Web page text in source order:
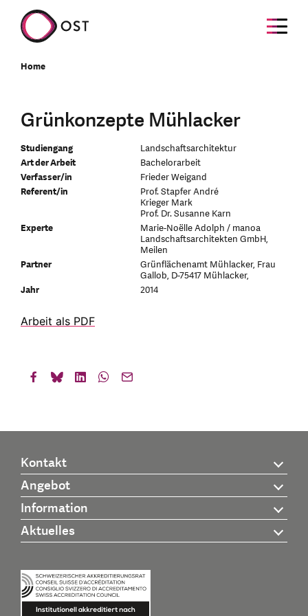
Home
Grünkonzepte Mühlacker
Studiengang
Landschaftsarchitektur
Art der Arbeit
Bachelorarbeit
Verfasser/in
Frieder Weigand
Referent/in
Prof. Stapfer André
Krieger Mark
Prof. Dr. Susanne Karn
Experte
Marie-Noëlle Adolph / manoa
Landschaftsarchitekten GmbH,
Meilen
Partner
Grünflächenamt Mühlacker, Frau
Gallob, D-75417 Mühlacker,
Jahr
2014
Arbeit als PDF
Kontakt
Angebot
Information
Aktuelles